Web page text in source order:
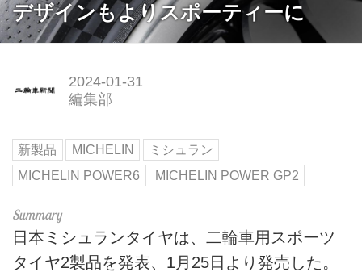
デザインもよりスポーティーに
2024-01-31
編集部
新製品 MICHELIN
ミシュラン
MICHELIN POWER6
MICHELIN POWER GP2
日本ミシュランタイヤは、二輪車用スポーツ
タイヤ2製品を発表、1月25日より発売した。